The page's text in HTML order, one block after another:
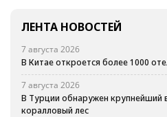
ЛЕНТА НОВОСТЕЙ
7 августа 2026
В Китае откроется более 1000
7 августа 2026
В Турции обнаружен крупнейший
коралловый лес